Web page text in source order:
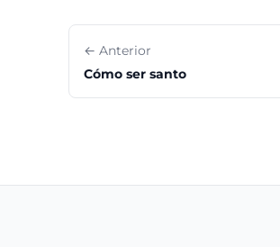
← Anterior
Cómo ser santo